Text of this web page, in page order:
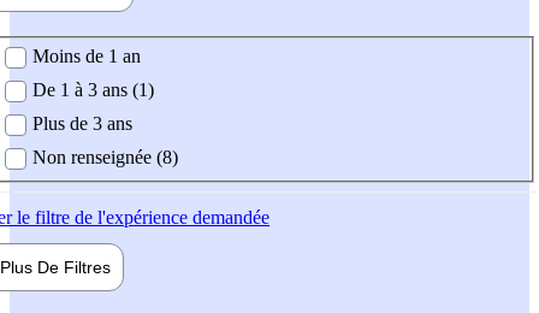
demandée
Moins de 1 an
De 1 à 3 ans (1)
Plus de 3 ans
Non renseignée (8)
le filtre de l'expérience demandée
Plus De Filtres